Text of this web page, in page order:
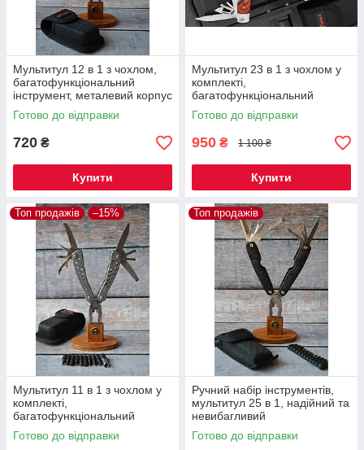
Мультитул 12 в 1 з чохлом,
багатофункціональний
інструмент, металевий корпус
із чорними вставками
Готово до відправки
720 ₴
Купити
Мультитул 23 в 1 з чохлом у
комплекті,
багатофункціональний
ручний інструмент, з
дерев'яними накладками
Готово до відправки
950 ₴ 1 100 ₴
Купити
Топ продажів –15%
Мультитул 11 в 1 з чохлом у
комплекті,
багатофункціональний
інструмент, має різні корисні
інструменти
Готово до відправки
Топ продажів
Ручний набір інструментів,
мультитул 25 в 1, надійний та
невибагливий
багатофункціональний
інструмент
Готово до відправки